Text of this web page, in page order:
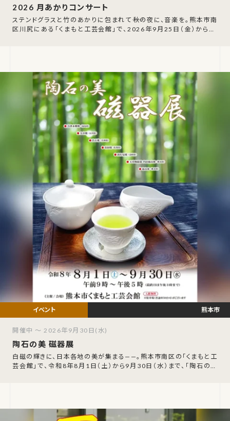
2026 月あかりコンサート
ステンドグラスと竹のあかりに包まれて――秋の夜に、音楽を。熊本市南
区川尻にある「くまもと工芸会館」で、2026年9月25日（金）から27
陶石の美 磁器展
白磁の輝きに、日本各地の美が集まる——。熊本市南区の「くまもと工
芸会館」で、令和8年8月1日（土）から9月30日（水）まで、「陶石の美
熊本市
開催中 ～ 2026年9月30日(水)